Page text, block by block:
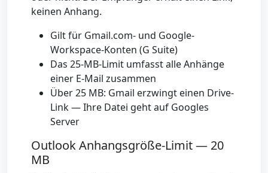
keinen Anhang.
Gilt für Gmail.com- und Google-
Workspace-Konten (G Suite)
Das 25-MB-Limit umfasst alle Anhänge
einer E-Mail zusammen
Über 25 MB: Gmail erzwingt einen Drive-
Link — Ihre Datei geht auf Googles
Server
Outlook Anhangsgröße-Limit — 20
MB